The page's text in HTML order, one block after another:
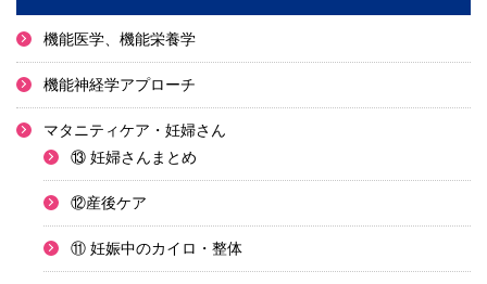
機能医学、機能栄養学
機能神経学アプローチ
マタニティケア・妊婦さん
⑬ 妊婦さんまとめ
⑫産後ケア
⑪ 妊娠中のカイロ・整体